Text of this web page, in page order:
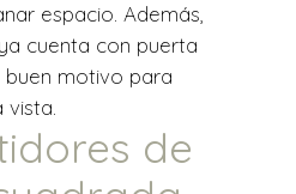
espacio. Además,
cuenta con puerta
buen motivo para
de